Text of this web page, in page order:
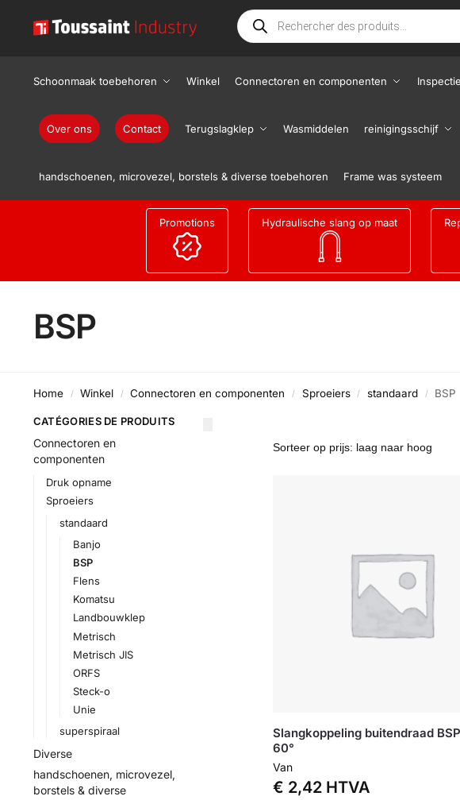
Schoonmaak toebehoren Winkel Connectoren en componenten
Over ons Contact Terugslagklep Wasmiddelen reinigingsschijf
handschoenen, microvezel, borstels & diverse toebehoren Frame was systeem
Promotions Hydraulische slang op maat
BSP
Home / Winkel / Connectoren en componenten / Sproeiers / standaard / BSP
Slangkoppeling buitendraad
60°
Van
€ 2,42 HTVA
CATÉGORIES DE PRODUITS
Connectoren en
componenten
Druk opname
Sproeiers
standaard
Banjo
BSP
Flens
Komatsu
Landbouwklep
Metrisch
Metrisch JIS
ORFS
Steck-o
Unie
superspiraal
Diverse
handschoenen, microvezel,
borstels & diverse